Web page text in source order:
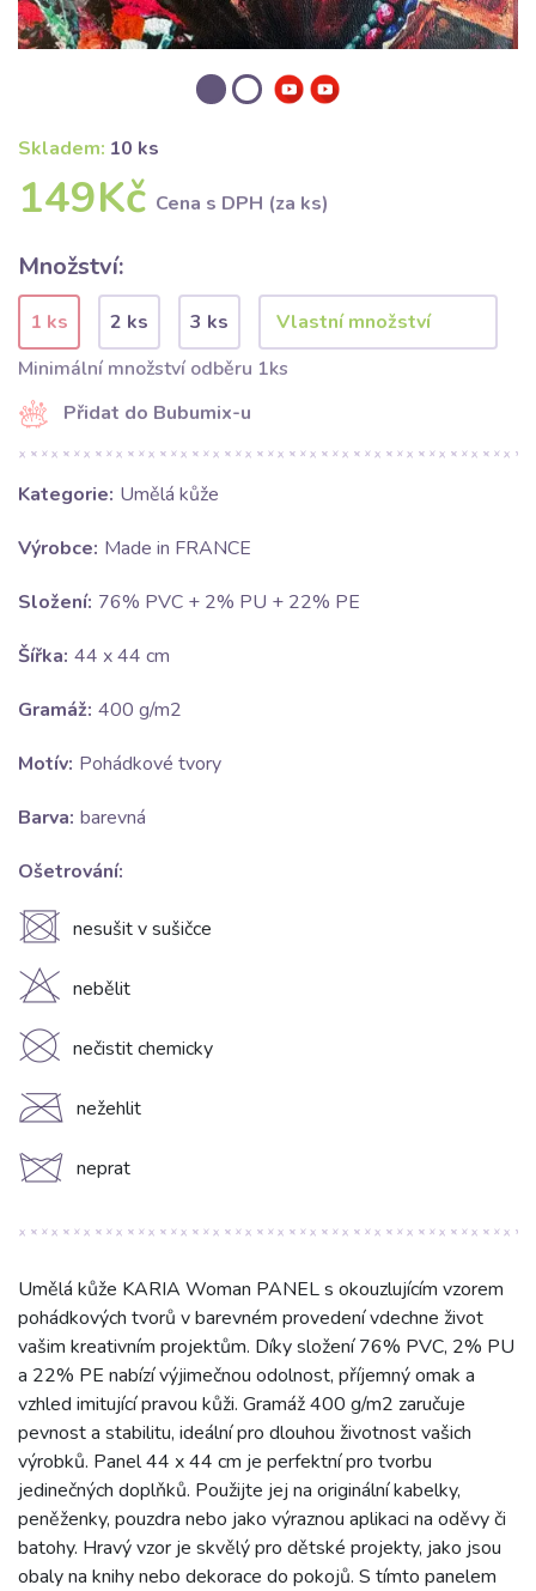
Skladem: 10 ks
149Kč Cena s DPH (za ks)
Množství:
1 ks 2 ks
3 ks
Minimální množství odběru 1ks
Přidat do Bubumix-u
Kategorie: Umělá kůže
Výrobce: Made in FRANCE
Složení: 76% PVC + 2% PU + 22% PE
Šířka: 44 x 44 cm
Gramáž: 400 g/m2
Motív: Pohádkové tvory
Barva: barevná
Ošetrování:
U nesušit v sušičce
H nebělit
K nečistit chemicky
C nežehlit
d neprat
Umělá kůže KARIA Woman PANEL s okouzlujícím vzorem
pohádkových tvorů v barevném provedení vdechne život
vašim kreativním projektům. Díky složení 76% PVC, 2% PU
a 22% PE nabízí výjimečnou odolnost, příjemný omak a
vzhled imitující pravou kůži. Gramáž 400 g/m2 zaručuje
pevnost a stabilitu, ideální pro dlouhou životnost vašich
výrobků. Panel 44 x 44 cm je perfektní pro tvorbu
jedinečných doplňků. Použijte jej na originální kabelky,
peněženky, pouzdra nebo jako výraznou aplikaci na oděvy či
batohy. Hravý vzor je skvělý pro dětské projekty, jako jsou
obaly na knihy nebo dekorace do pokojů. S tímto panelem